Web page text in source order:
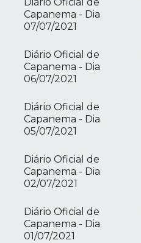
Capanema - Dia
07/07/2021
Diário Oficial de
Capanema - Dia
06/07/2021
Diário Oficial de
Capanema - Dia
05/07/2021
Diário Oficial de
Capanema - Dia
02/07/2021
Diário Oficial de
Capanema - Dia
01/07/2021